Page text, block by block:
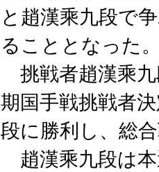
と趙漢乘九段で
ることとなった
挑戦者趙漢乘
期国手戦挑戦者
段に勝利し、総
趙漢乘九段は本